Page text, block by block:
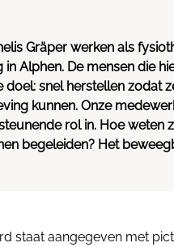
Gräper werken als
in Alphen. De mensen die
doel: snel herstellen zodat
kunnen. Onze
rol in. Hoe weten
begeleiden? Het
staat aangegeven met